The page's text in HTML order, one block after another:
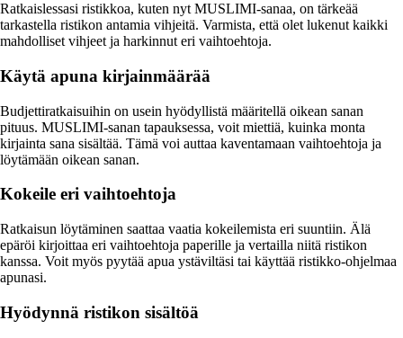
Ratkaislessasi ristikkoa, kuten nyt MUSLIMI-sanaa, on tärkeää
tarkastella ristikon antamia vihjeitä. Varmista, että olet lukenut kaikki
mahdolliset vihjeet ja harkinnut eri vaihtoehtoja.
Käytä apuna kirjainmäärää
Budjettiratkaisuihin on usein hyödyllistä määritellä oikean sanan
pituus. MUSLIMI-sanan tapauksessa, voit miettiä, kuinka monta
kirjainta sana sisältää. Tämä voi auttaa kaventamaan vaihtoehtoja ja
löytämään oikean sanan.
Kokeile eri vaihtoehtoja
Ratkaisun löytäminen saattaa vaatia kokeilemista eri suuntiin. Älä
epäröi kirjoittaa eri vaihtoehtoja paperille ja vertailla niitä ristikon
kanssa. Voit myös pyytää apua ystäviltäsi tai käyttää ristikko-ohjelmaa
apunasi.
Hyödynnä ristikon sisältöä